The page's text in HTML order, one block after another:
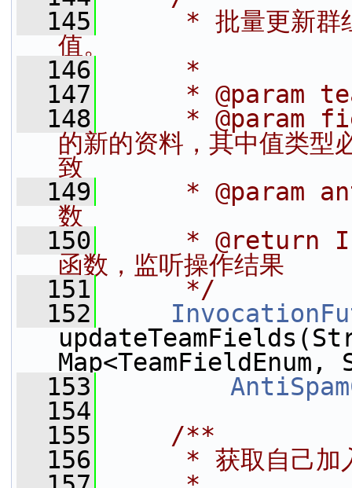
  145
* 批量更新群
值。
  146
     *
  147
* @param
  148
* @param
的新的资料，其中值类
致
  149
* @param
数
  150
* @return
函数，监听操作结果
  151
     */
  152
  153
  154
  155
    /**
  156
* 获取自己加